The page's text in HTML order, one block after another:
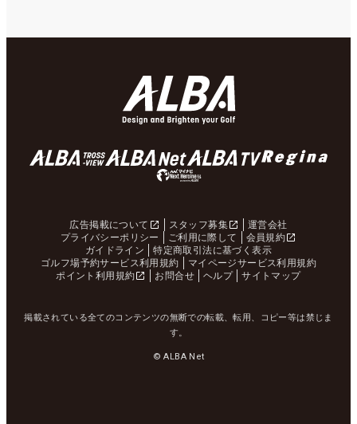
広告掲載について スタッフ募集
運営会社
プライバシーポリシー
ご利用に際して
会員規約
ガイドライン
特定商取引法に基づく表示
ゴルフ場予約サービス利用規約
マイページサービス利用規約
ポイント利用規約
お問合せ ヘルプ サイトマップ
掲載されている全てのコンテンツの無断での転載、転用、コピー等は禁じま
す。
© ALBA Net